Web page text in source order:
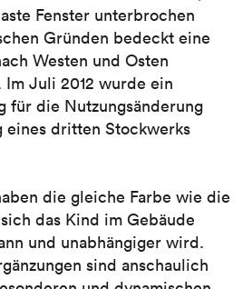
Fenster unterbrochen
Gründen bedeckt eine
Westen und Osten
Juli 2012 wurde ein
für die Nutzungsänderung
eines dritten Stockwerks
die gleiche Farbe wie die
das Kind im Gebäude
und unabhängiger wird.
sind anschaulich